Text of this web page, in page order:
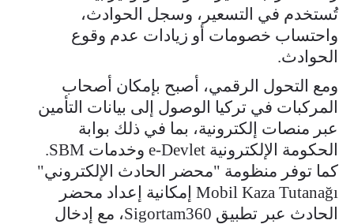
تُستخدم في التسعير، وسجل الحوادث،
واحتساب خصومات أو زيادات عدم وقوع
الحوادث.
ومع التحول الرقمي، أصبح بإمكان أصحاب
المركبات في تركيا الوصول إلى بيانات التأمين
عبر منصات إلكترونية، بما في ذلك بوابة
الحكومة الإلكترونية e-Devlet وخدمات SBM.
كما توفر منظومة "محضر الحادث الإلكتروني"
Mobil Kaza Tutanağı إمكانية إعداد محضر
الحادث عبر تطبيق Sigortam360، مع إدخال